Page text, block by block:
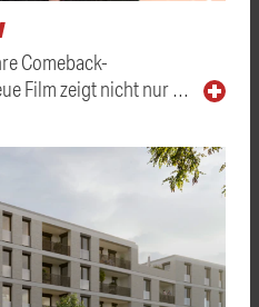
Comeback-
Film zeigt nicht nur …